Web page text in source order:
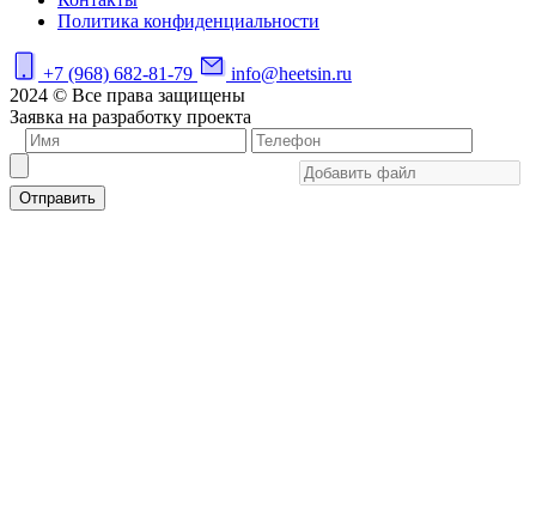
Политика конфиденциальности
+7 (968) 682-81-79
info@heetsin.ru
2024 © Все права защищены
Заявка на разработку проекта
Отправить